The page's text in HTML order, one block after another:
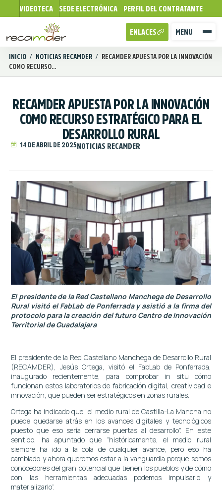
VIDEOTECA SEDE ELECTRÓNICA PERFIL DEL CONTRATANTE
MENU
ENLACES
INICIO / NOTICIAS RECAMDER / RECAMDER APUESTA POR LA INNOVACIÓN
COMO RECURSO...
RECAMDER APUESTA POR LA INNOVACIÓN
COMO RECURSO ESTRATÉGICO PARA EL
DESARROLLO RURAL
14 DE ABRIL DE 2025NOTICIAS RECAMDER
El presidente de la Red Castellano Manchega de Desarrollo
Rural visitó el FabLab de Ponferrada y asistió a la firma del
protocolo para la creación del futuro Centro de Innovación
Territorial de Guadalajara
El presidente de la Red Castellano Manchega de Desarrollo Rural
(RECAMDER), Jesús Ortega, visitó el FabLab de Ponferrada,
inaugurado recientemente, para comprobar in situ cómo
funcionan estos laboratorios de fabricación digital, creatividad e
innovación, que pueden ser estratégicos en zonas rurales.
Ortega ha indicado que “el medio rural de Castilla-La Mancha no
puede quedarse atrás en los avances digitales y tecnológicos
puesto que eso sería cerrarse puertas al desarrollo”. En este
sentido, ha apuntado que “históricamente, el medio rural
siempre ha ido a la cola de cualquier avance, pero eso ha
cambiado y ahora queremos estar a la vanguardia porque somos
conocedores del gran potencial que tienen los pueblos y de cómo
con las herramientas adecuadas podemos impulsarlo y
materializarlo”.